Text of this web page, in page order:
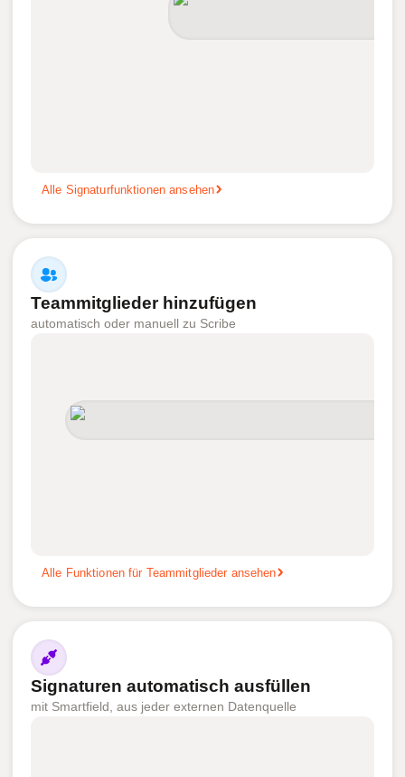
Alle Signaturfunktionen ansehen
Teammitglieder hinzufügen
automatisch oder manuell zu Scribe
Alle Funktionen für Teammitglieder ansehen
Signaturen automatisch ausfüllen
mit Smartfield, aus jeder externen Datenquelle